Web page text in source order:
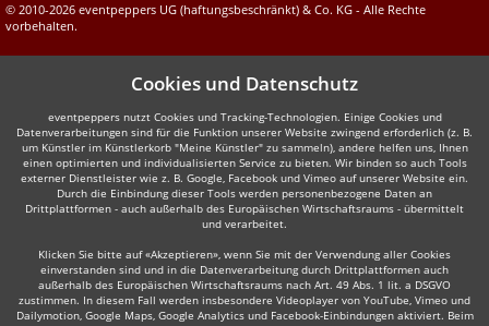
© 2010-2026 eventpeppers UG (haftungsbeschränkt) & Co. KG - Alle Rechte
vorbehalten.
Cookies und Datenschutz
eventpeppers nutzt Cookies und Tracking-Technologien. Einige Cookies und
Datenverarbeitungen sind für die Funktion unserer Website zwingend erforderlich (z. B.
um Künstler im Künstlerkorb "Meine Künstler" zu sammeln), andere helfen uns, Ihnen
einen optimierten und individualisierten Service zu bieten. Wir binden so auch Tools
externer Dienstleister wie z. B. Google, Facebook und Vimeo auf unserer Website ein.
Durch die Einbindung dieser Tools werden personenbezogene Daten an
Drittplattformen - auch außerhalb des Europäischen Wirtschaftsraums - übermittelt
und verarbeitet.
Klicken Sie bitte auf «Akzeptieren», wenn Sie mit der Verwendung aller Cookies
einverstanden sind und in die Datenverarbeitung durch Drittplattformen auch
außerhalb des Europäischen Wirtschaftsraums nach Art. 49 Abs. 1 lit. a DSGVO
zustimmen. In diesem Fall werden insbesondere Videoplayer von YouTube, Vimeo und
Dailymotion, Google Maps, Google Analytics und Facebook-Einbindungen aktiviert. Beim